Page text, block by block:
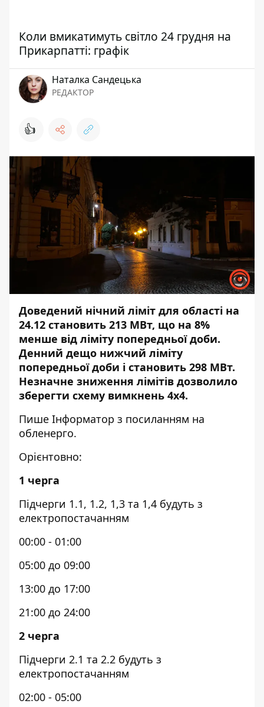
Коли вмикатимуть світло 24 грудня на
Прикарпатті: графік
Наталка Сандецька
РЕДАКТОР
👍
Доведений нічний ліміт для області на
24.12 становить 213 МВт, що на 8%
менше від ліміту попередньої доби.
Денний дещо нижчий ліміту
попередньої доби і становить 298 МВт.
Незначне зниження лімітів дозволило
зберегти схему вимкнень 4х4.
Пише Інформатор з посиланням на
обленерго.
Орієнтовно:
1 черга
Підчерги 1.1, 1.2, 1,3 та 1,4 будуть з
електропостачанням
00:00 - 01:00
05:00 до 09:00
13:00 до 17:00
21:00 до 24:00
2 черга
Підчерги 2.1 та 2.2 будуть з
електропостачанням
02:00 - 05:00